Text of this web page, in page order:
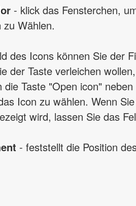
- klick das Fensterchen,
zu Wählen.
des Icons können Sie der
der Taste verleichen
die Taste "Open icon"
Icon zu wählen. Wenn
wird, lassen Sie das
- feststellt die Position